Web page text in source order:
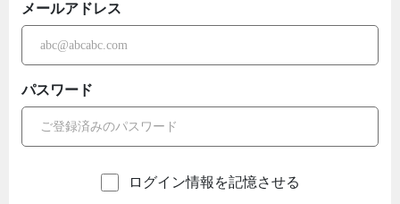
メールアドレス
パスワード
ログイン情報を記憶させる